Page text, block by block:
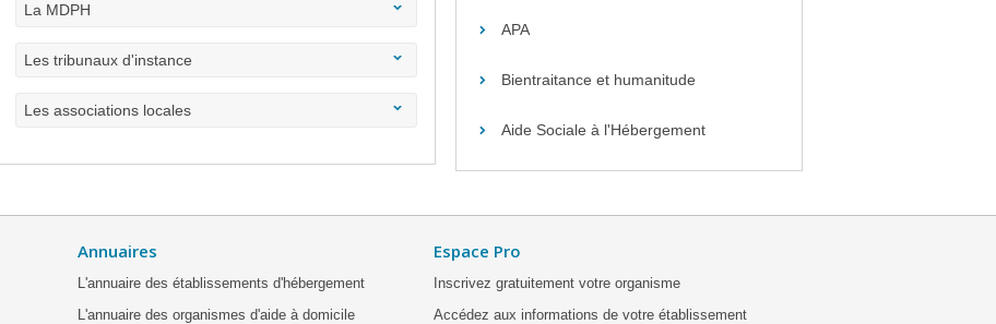
La MDPH
Les tribunaux d'instance
Les associations locales
APA
Bientraitance et humanitude
Aide Sociale à l'Hébergement
Annuaires
L'annuaire des établissements d'hébergement
L'annuaire des organismes d'aide à domicile
Espace Pro
Inscrivez gratuitement votre organisme
Accédez aux informations de votre établissement